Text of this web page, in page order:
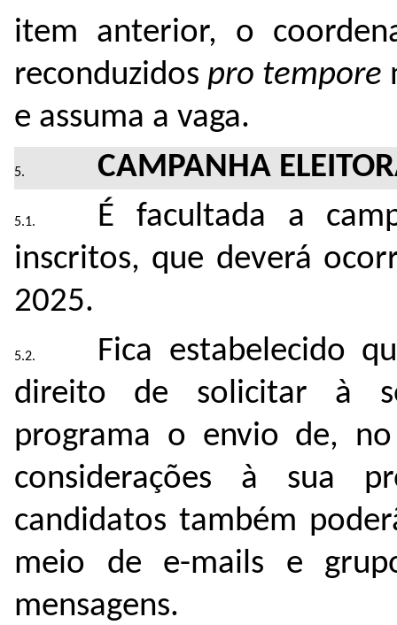
item anterior, o
reconduzidos pro tempore
e assuma a vaga.
CAMPANHA
É facultada a
inscritos, que deverá
2025.
Fica estabelecido
direito de solicitar à
programa o envio de,
considerações à sua
candidatos também
meio de e-mails e
mensagens.